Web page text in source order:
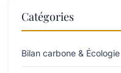
Catégories
Bilan carbone & Écologie